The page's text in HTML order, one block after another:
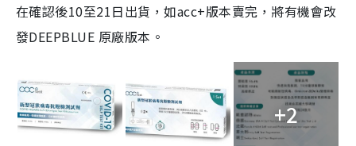
在確認後10至21日出貨，如acc+版本賣完，將有機會改
發DEEPBLUE 原廠版本。
+2